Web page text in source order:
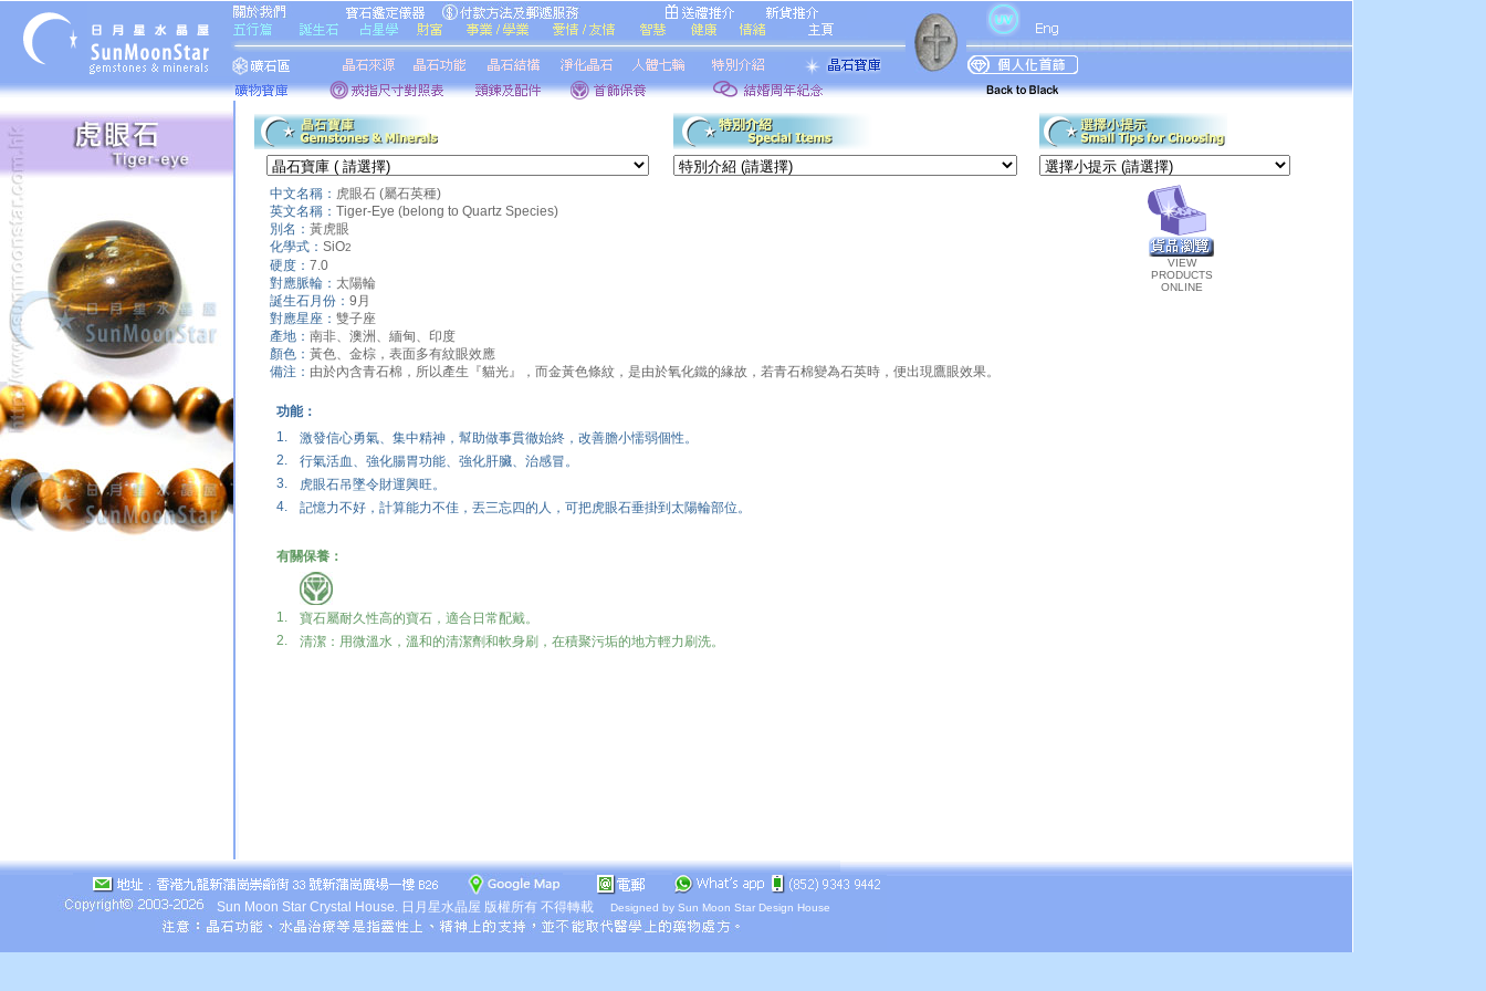
中文名稱： 虎眼石 (屬石英種)
英文名稱： Tiger-Eye (belong to Quartz Species)
別名： 黃虎眼
化學式： SiO2
硬度： 7.0
對應脈輪： 太陽輪
誕生石月份： 9月
對應星座： 雙子座
產地： 南非、澳洲、緬甸、印度
顏色： 黃色、金棕，表面多有紋眼效應
備注： 由於內含青石棉，所以產生『貓光』，而金黃色條紋，是由於氧化鐵的緣故，若青石棉變為石英時，便出現鷹眼效果。
VIEW
PRODUCTS
ONLINE
功能：
1.
激發信心勇氣、集中精神，幫助做事貫徹始終，改善膽小懦弱個性。
2.
行氣活血、強化腸胃功能、強化肝臟、治感冒。
3.
虎眼石吊墜令財運興旺。
4.
記憶力不好，計算能力不佳，丟三忘四的人，可把虎眼石垂掛到太陽輪部位。
有關保養：
1.
寶石屬耐久性高的寶石，適合日常配戴。
2.
清潔：用微溫水，溫和的清潔劑和軟身刷，在積聚污垢的地方輕力刷洗。
Sun Moon Star Crystal House.日月星水晶屋 版權所有 不得轉載 Designed by Sun Moon Star Design House